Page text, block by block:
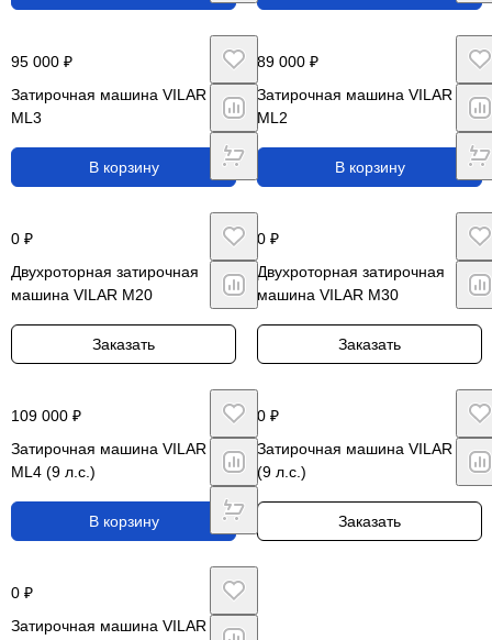
95 000 ₽
Затирочная машина VILAR
ML3
В корзину
89 000 ₽
Затирочная машина VILAR
ML2
В корзину
0 ₽
Двухроторная затирочная
машина VILAR M20
Заказать
0 ₽
Двухроторная затирочная
машина VILAR M30
Заказать
109 000 ₽
Затирочная машина VILAR
ML4 (9 л.с.)
В корзину
0 ₽
Затирочная машина VILAR M6
(9 л.с.)
Заказать
0 ₽
Затирочная машина VILAR M5